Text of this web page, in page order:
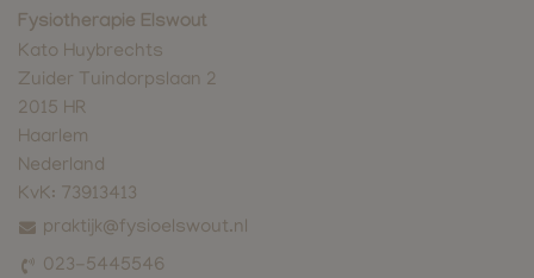
Fysiotherapie Elswout
Kato Huybrechts
Zuider Tuindorpslaan 2
2015 HR
Haarlem
Nederland
praktijk@fysioelswout.nl
023-5445546
KvK: 73913413